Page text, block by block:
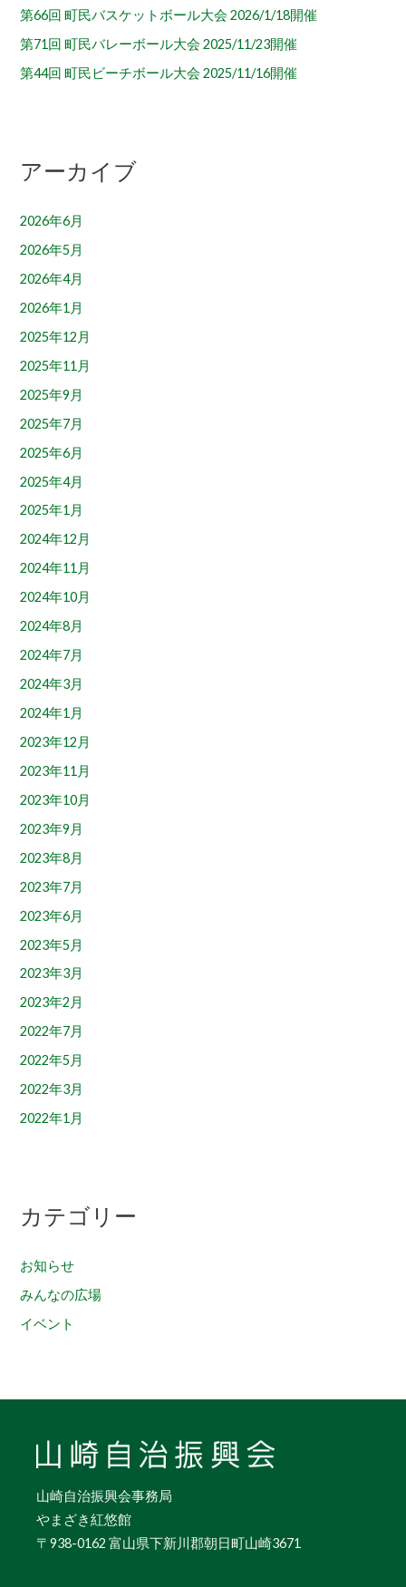
第66回 町民バスケットボール大会 2026/1/18開催
第71回 町民バレーボール大会 2025/11/23開催
第44回 町民ビーチボール大会 2025/11/16開催
アーカイブ
2026年6月
2026年5月
2026年4月
2026年1月
2025年12月
2025年11月
2025年9月
2025年7月
2025年6月
2025年4月
2025年1月
2024年12月
2024年11月
2024年10月
2024年8月
2024年7月
2024年3月
2024年1月
2023年12月
2023年11月
2023年10月
2023年9月
2023年8月
2023年7月
2023年6月
2023年5月
2023年3月
2023年2月
2022年7月
2022年5月
2022年3月
2022年1月
カテゴリー
お知らせ
みんなの広場
イベント
山崎自治振興会事務局
やまざき紅悠館
〒938-0162 富山県下新川郡朝日町山崎3671